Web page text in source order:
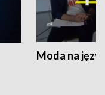
Moda na